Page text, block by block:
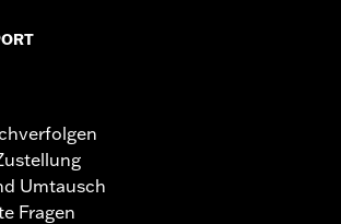
Umtausch
Fragen